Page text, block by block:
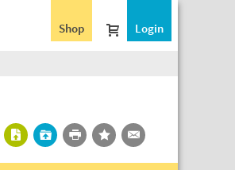
Login
Shop